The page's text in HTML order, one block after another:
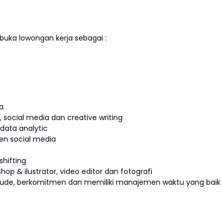
lowongan kerja sebagai :
media dan creative writing
analytic
social media
& ilustrator, video editor dan fotografi
berkomitmen dan memiliki manajemen waktu yang baik